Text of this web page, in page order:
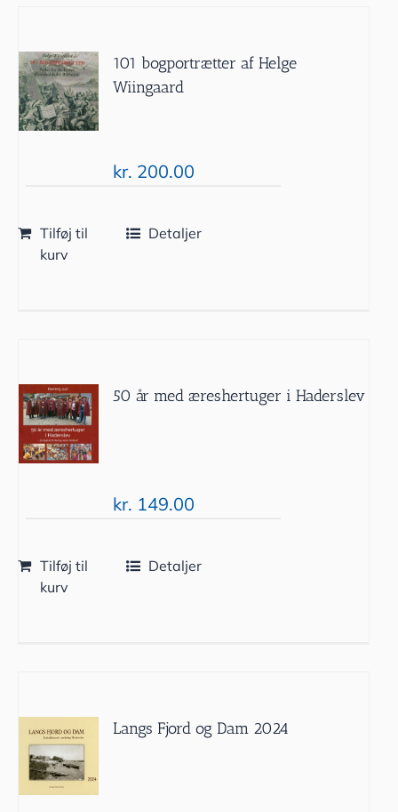
101 bogportrætter af Helge
Wiingaard
kr. 200.00
Tilføj til
kurv
Detaljer
50 år med æreshertuger i Haderslev
kr. 149.00
Tilføj til
kurv
Detaljer
Langs Fjord og Dam 2024